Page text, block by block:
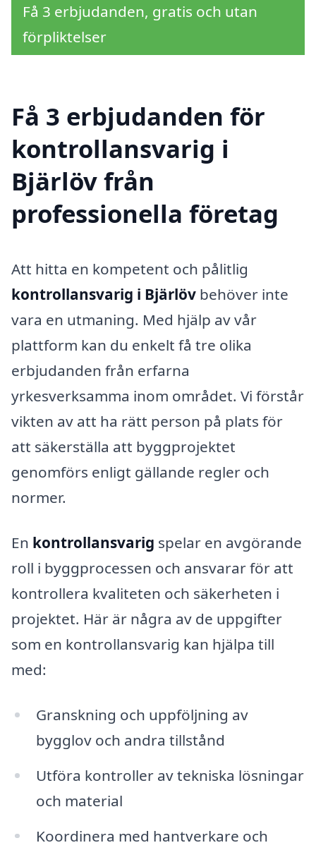
Få 3 erbjudanden, gratis och utan
förpliktelser
Få 3 erbjudanden för
kontrollansvarig i
Bjärlöv från
professionella företag
Att hitta en kompetent och pålitlig
kontrollansvarig i Bjärlöv behöver inte
vara en utmaning. Med hjälp av vår
plattform kan du enkelt få tre olika
erbjudanden från erfarna
yrkesverksamma inom området. Vi förstår
vikten av att ha rätt person på plats för
att säkerställa att byggprojektet
genomförs enligt gällande regler och
normer.
En kontrollansvarig spelar en avgörande
roll i byggprocessen och ansvarar för att
kontrollera kvaliteten och säkerheten i
projektet. Här är några av de uppgifter
som en kontrollansvarig kan hjälpa till
med:
Granskning och uppföljning av
bygglov och andra tillstånd
Utföra kontroller av tekniska lösningar
och material
Koordinera med hantverkare och